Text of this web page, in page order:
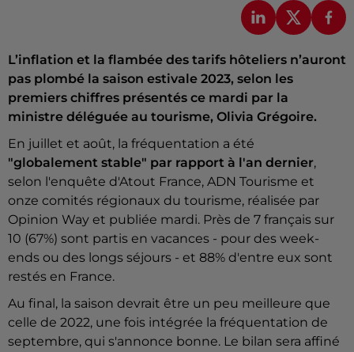
L’inflation et la flambée des tarifs hôteliers n’auront
pas plombé la saison estivale 2023, selon les
premiers chiffres présentés ce mardi par la
ministre déléguée au tourisme, Olivia Grégoire.
En juillet et août, la fréquentation a été
"globalement stable" par rapport à l'an dernier,
selon l'enquête d'Atout France, ADN Tourisme et
onze comités régionaux du tourisme, réalisée par
Opinion Way et publiée mardi. Près de 7 français sur
10 (67%) sont partis en vacances - pour des week-
ends ou des longs séjours - et 88% d'entre eux sont
restés en France.
Au final, la saison devrait être un peu meilleure que
celle de 2022, une fois intégrée la fréquentation de
septembre, qui s'annonce bonne. Le bilan sera affiné